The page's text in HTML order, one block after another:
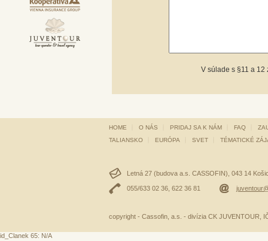
V súlade s §11 a 12
HOME O NÁS PRIDAJ SA K NÁM FAQ
TALIANSKO
EURÓPA SVET TÉMATICKÉ
Letná 27 (budova a.s. CASSOFIN), 043 14
055/633 02 36, 622 36 81
copyright - Cassofin, a.s. - divízia CK JUVENTOUR,
id_Clanek 65: N/A